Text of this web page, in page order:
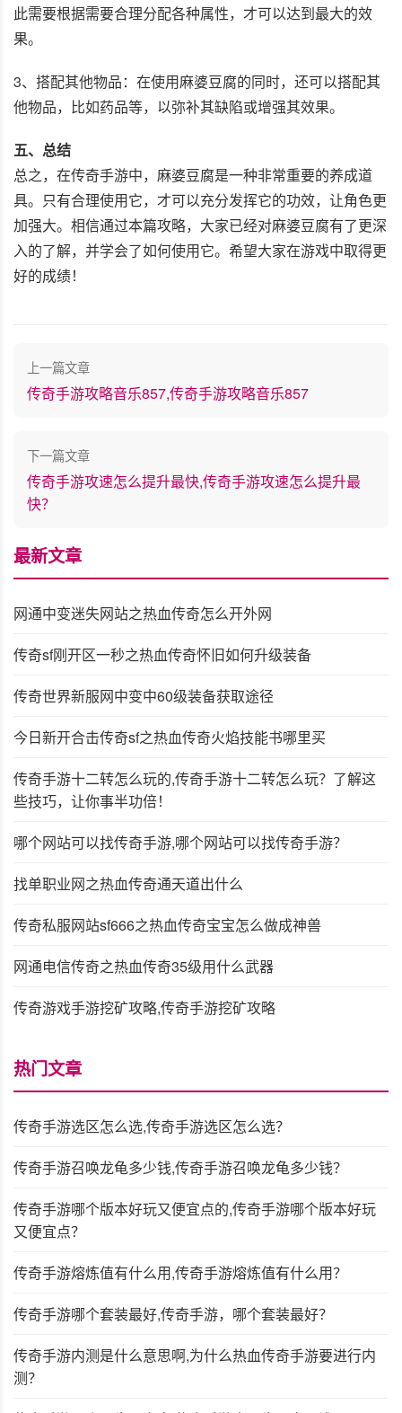
此需要根据需要合理分配各种属性，才可以达到最大的效
果。
3、搭配其他物品：在使用麻婆豆腐的同时，还可以搭配其
他物品，比如药品等，以弥补其缺陷或增强其效果。
五、总结
总之，在传奇手游中，麻婆豆腐是一种非常重要的养成道
具。只有合理使用它，才可以充分发挥它的功效，让角色更
加强大。相信通过本篇攻略，大家已经对麻婆豆腐有了更深
入的了解，并学会了如何使用它。希望大家在游戏中取得更
好的成绩！
上一篇文章
传奇手游攻略音乐857,传奇手游攻略音乐857
下一篇文章
传奇手游攻速怎么提升最快,传奇手游攻速怎么提升最
快？
最新文章
网通中变迷失网站之热血传奇怎么开外网
传奇sf刚开区一秒之热血传奇怀旧如何升级装备
传奇世界新服网中变中60级装备获取途径
今日新开合击传奇sf之热血传奇火焰技能书哪里买
传奇手游十二转怎么玩的,传奇手游十二转怎么玩？了解这
些技巧，让你事半功倍！
哪个网站可以找传奇手游,哪个网站可以找传奇手游？
找单职业网之热血传奇通天道出什么
传奇私服网站sf666之热血传奇宝宝怎么做成神兽
网通电信传奇之热血传奇35级用什么武器
传奇游戏手游挖矿攻略,传奇手游挖矿攻略
热门文章
传奇手游选区怎么选,传奇手游选区怎么选？
传奇手游召唤龙龟多少钱,传奇手游召唤龙龟多少钱？
传奇手游哪个版本好玩又便宜点的,传奇手游哪个版本好玩
又便宜点？
传奇手游熔炼值有什么用,传奇手游熔炼值有什么用？
传奇手游哪个套装最好,传奇手游，哪个套装最好？
传奇手游内测是什么意思啊,为什么热血传奇手游要进行内
测？